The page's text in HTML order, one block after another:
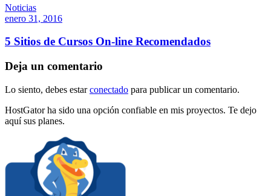
Noticias
enero 31, 2016
5 Sitios de Cursos On-line Recomendados
Deja un comentario
Lo siento, debes estarconectado para publicar un comentario.
HostGator ha sido una opción confiable en mis proyectos. Te dejo
aquí sus planes.